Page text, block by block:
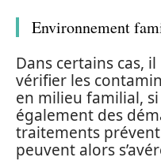
Environnement
Dans certains cas,
vérifier les
en milieu familial,
également des
traitements
peuvent alors